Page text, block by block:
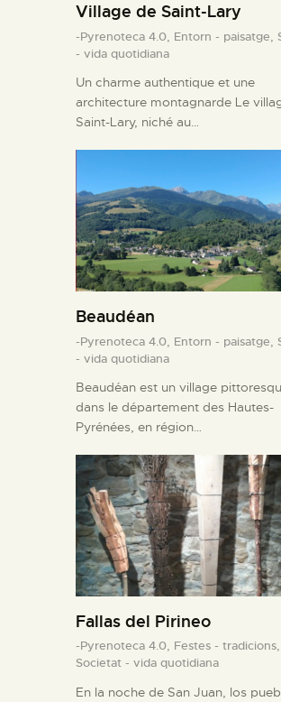
Village de Saint-Lary
-Pyrenoteca 4.0, Entorn - paisatge,
- vida quotidiana
Un charme authentique et une
architecture montagnarde Le
Saint-Lary, niché au…
Beaudéan
-Pyrenoteca 4.0, Entorn - paisatge,
- vida quotidiana
Beaudéan est un village
dans le département des Hautes-
Pyrénées, en région…
Fallas del Pirineo
-Pyrenoteca 4.0, Festes - tradicions,
Societat - vida quotidiana
En la noche de San Juan, los